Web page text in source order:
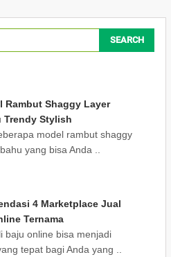
SEARCH
Rambut Shaggy Layer
Trendy Stylish
model rambut shaggy
yang bisa Anda ..
4 Marketplace Jual
Ternama
baju online bisa menjadi
tepat bagi Anda yang ..